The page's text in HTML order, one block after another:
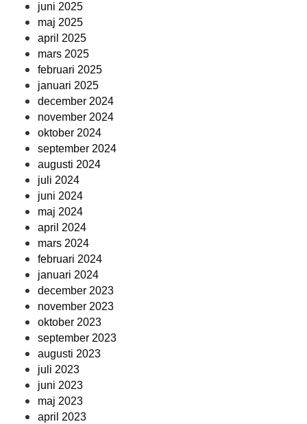
juni 2025
maj 2025
april 2025
mars 2025
februari 2025
januari 2025
december 2024
november 2024
oktober 2024
september 2024
augusti 2024
juli 2024
juni 2024
maj 2024
april 2024
mars 2024
februari 2024
januari 2024
december 2023
november 2023
oktober 2023
september 2023
augusti 2023
juli 2023
juni 2023
maj 2023
april 2023